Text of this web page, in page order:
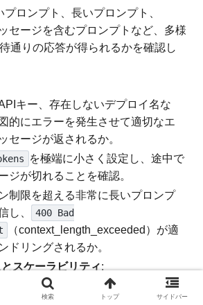
プロンプト、長いプロンプト、
セージを含むプロンプトなど、多様
通りの応答が得られるかを確認し
キー、存在しないデプロイ名な
的にエラーを発生させて適切なエ
セージが返されるか。
を極端に小さく設定し、途中で
ジが切れることを確認。
制限を超える非常に長いプロンプ
し、
400 Bad
（context_length_exceeded）が適
ドリングされるか。
スケーラビリティ:
イム計測 : 短いプロンプト、長いプ
検索 トップ サイドバー